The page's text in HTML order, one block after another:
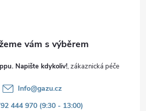
Napište kdykoliv!
Info@gazu.cz
444 970 (9:30 - 13:00)